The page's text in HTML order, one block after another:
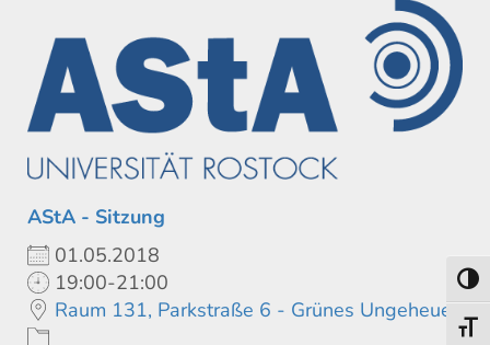
AStA - Sitzung
01.05.2018
19:00-21:00
Raum 131, Parkstraße 6 - Grünes Ungeheuer